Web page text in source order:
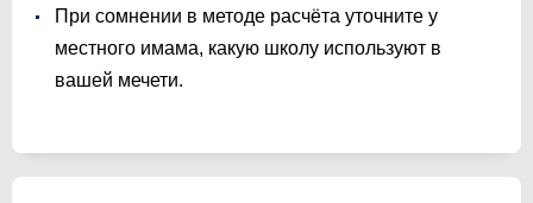
При сомнении в методе расчёта уточните у
местного имама, какую школу используют в
вашей мечети.